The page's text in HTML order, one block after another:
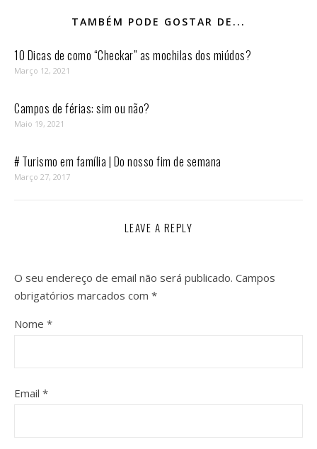
TAMBÉM PODE GOSTAR DE...
10 Dicas de como “Checkar” as mochilas dos miúdos?
Março 12, 2021
Campos de férias: sim ou não?
Maio 19, 2021
# Turismo em família | Do nosso fim de semana
Março 27, 2017
LEAVE A REPLY
O seu endereço de email não será publicado. Campos
obrigatórios marcados com *
Nome *
Email *